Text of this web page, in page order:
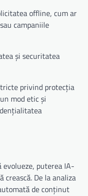
offline, cum ar
campaniile
și securitatea
privind protecția
mod etic și
evolueze, puterea IA-
De la analiza
de conținut